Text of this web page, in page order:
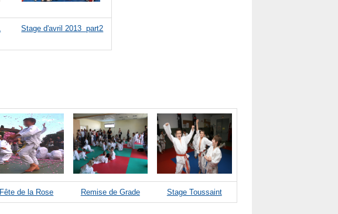
Stage d'avril 2013 part2
Fête de la Rose Remise de Grade Stage Toussaint